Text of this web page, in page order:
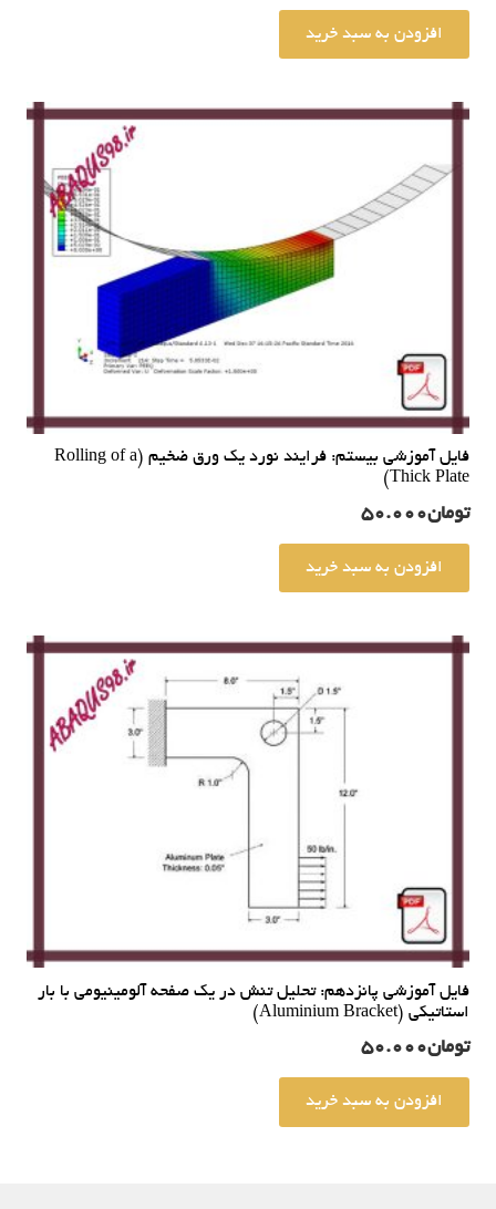
افزودن به سبد خرید
فایل آموزشی بیستم: فرایند نورد یک ورق ضخیم (Rolling of a
Thick Plate)
تومان50.000
افزودن به سبد خرید
فایل آموزشی پانزدهم: تحلیل تنش در یک صفحه آلومینیومی با بار
استاتیکی (Aluminium Bracket)
تومان50.000
افزودن به سبد خرید